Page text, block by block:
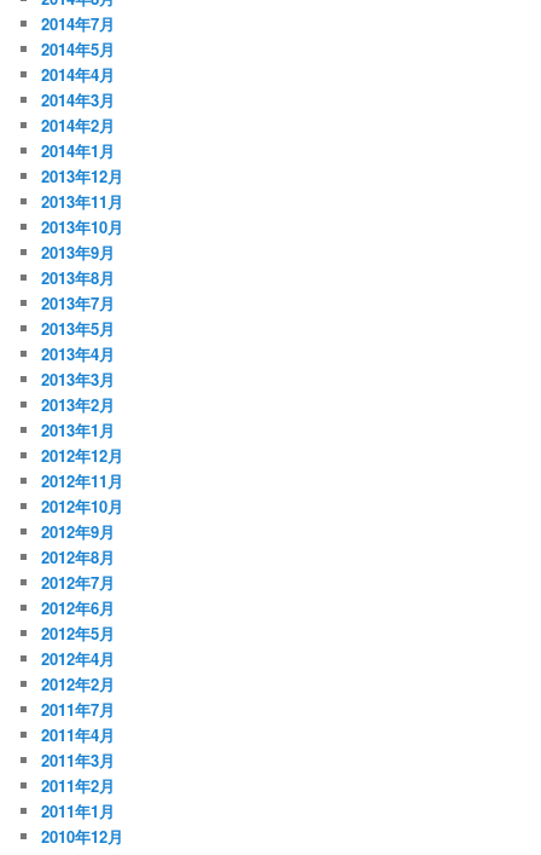
2014年7月
2014年5月
2014年4月
2014年3月
2014年2月
2014年1月
2013年12月
2013年11月
2013年10月
2013年9月
2013年8月
2013年7月
2013年5月
2013年4月
2013年3月
2013年2月
2013年1月
2012年12月
2012年11月
2012年10月
2012年9月
2012年8月
2012年7月
2012年6月
2012年5月
2012年4月
2012年2月
2011年7月
2011年4月
2011年3月
2011年2月
2011年1月
2010年12月